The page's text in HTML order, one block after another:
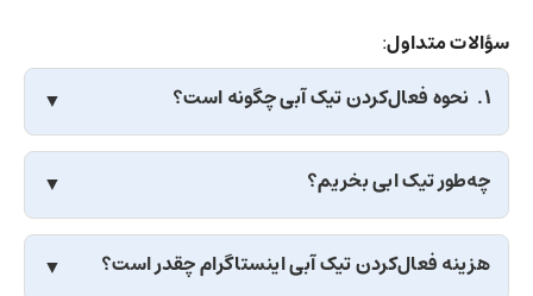
سؤالات متداول:
1. نحوه فعال‌کردن تیک آبی چگونه است؟
چه‌طور تیک ابی بخریم؟
هزینه فعال‌کردن تیک آبی اینستاگرام چقدر است؟